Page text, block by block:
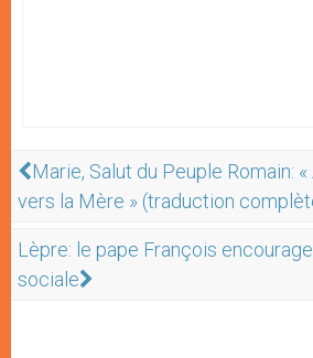
Marie, Salut du Peuple Romain:
vers la Mère » (traduction
Lèpre: le pape François encourage
sociale